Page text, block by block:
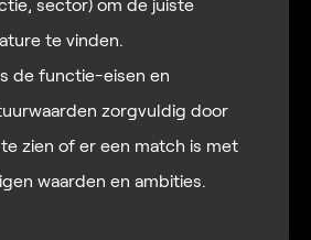
sector) om de juiste
te vinden.
de functie-eisen en
zorgvuldig door
zien of er een match is met
waarden en ambities.